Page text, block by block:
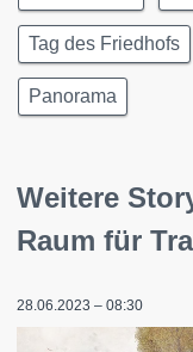
Tag des Friedhofs
Panorama
Weitere
Raum für
28.06.2023 – 08:30